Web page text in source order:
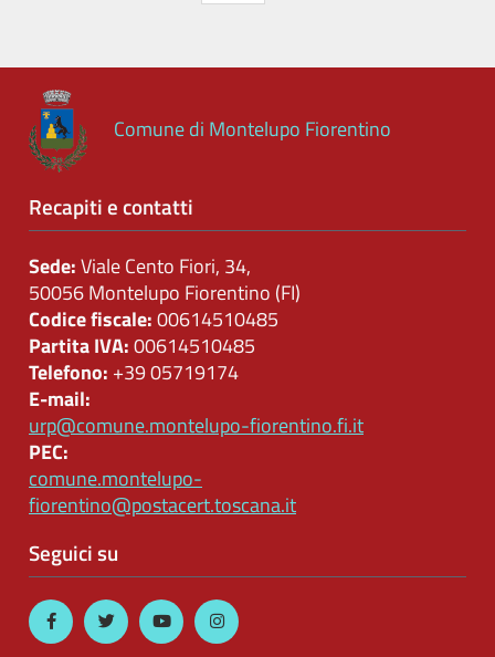
Comune di Montelupo Fiorentino
Recapiti e contatti
Sede:Viale Cento Fiori, 34,
50056 Montelupo Fiorentino (FI)
Codice fiscale:00614510485
Partita IVA:00614510485
Telefono: +39 05719174
E-mail:
urp@comune.montelupo-fiorentino.fi.it
PEC:
comune.montelupo-
fiorentino@postacert.toscana.it
Seguici su
rilievi
sull'amministrazione
sulle
economiche
Servizi
erogati
Pagamenti
dell'amministrazione
Opere
pubbliche
Pianificazione
governo